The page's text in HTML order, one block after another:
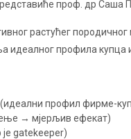
проф. др Саша
растућег
идеалног профила купца
(идеални профил фирме-
→ мјерљив ефекат)
je gatekeeper)